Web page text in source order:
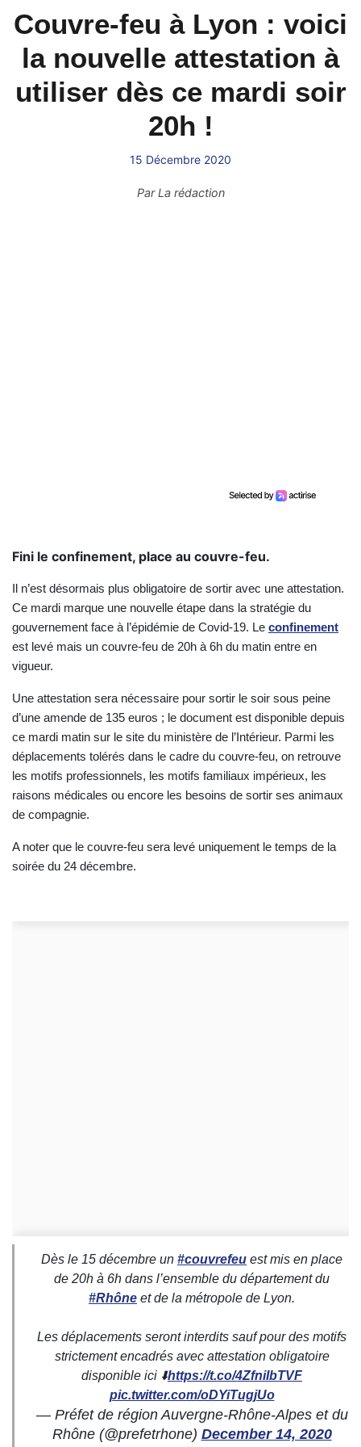
Couvre-feu à Lyon : voici
la nouvelle attestation à
utiliser dès ce mardi soir
20h !
15 Décembre 2020
ParLa rédaction
Fini le confinement, place au couvre-feu.
Il n’est désormais plus obligatoire de sortir avec une attestation.
Ce mardi marque une nouvelle étape dans la stratégie du
gouvernement face à l’épidémie de Covid-19. Le confinement
est levé mais un couvre-feu de 20h à 6h du matin entre en
vigueur.
Une attestation sera nécessaire pour sortir le soir sous peine
d’une amende de 135 euros ; le document est disponible depuis
ce mardi matin sur le site du ministère de l’Intérieur. Parmi les
déplacements tolérés dans le cadre du couvre-feu, on retrouve
les motifs professionnels, les motifs familiaux impérieux, les
raisons médicales ou encore les besoins de sortir ses animaux
de compagnie.
A noter que le couvre-feu sera levé uniquement le temps de la
soirée du 24 décembre.
Dès le 15 décembre un #couvrefeu est mis en place
de 20h à 6h dans l’ensemble du département du
#Rhône et de la métropole de Lyon.
Les déplacements seront interdits sauf pour des motifs
strictement encadrés avec attestation obligatoire
disponible ici ⬇️https://t.co/4ZfniIbTVF
pic.twitter.com/oDYiTugjUo
— Préfet de région Auvergne-Rhône-Alpes et du
Rhône (@prefetrhone) December 14, 2020